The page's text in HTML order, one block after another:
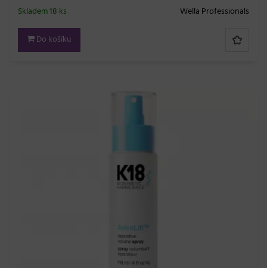
Wella Professionals
Skladem 18 ks
Do košíku